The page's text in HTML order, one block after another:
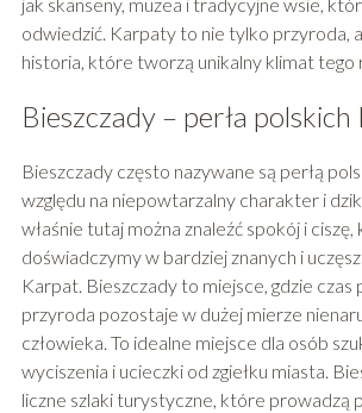
odwiedzić. Karpaty to nie tylko przyroda,
historia, które tworzą unikalny klimat tego
Bieszczady – perła polskich
Bieszczady często nazywane są perłą
względu na niepowtarzalny charakter i
właśnie tutaj można znaleźć spokój i
doświadczymy w bardziej znanych i
Karpat. Bieszczady to miejsce, gdzie czas
przyroda pozostaje w dużej mierze
człowieka. To idealne miejsce dla osób
wyciszenia i ucieczki od zgiełku miasta.
liczne szlaki turystyczne, które prowadzą